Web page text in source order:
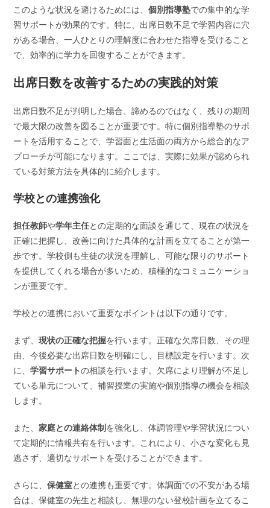
このような状況を避けるためには、個別指導塾での集中的な学
習サポートが効果的です。特に、出席日数不足で学習内容に穴
がある場合、一人ひとりの理解度に合わせた指導を受けること
で、効率的に学力を回復することができます。
出席日数を改善するための実践的対策
出席日数不足が判明した場合、諦めるのではなく、残りの期間
で最大限の改善を図ることが重要です。特に個別指導塾のサポ
ートを活用することで、学習面と生活面の両方から総合的なア
プローチが可能になります。ここでは、実際に効果が認められ
ている対策方法を具体的に紹介します。
学校との連携強化
担任教師や学年主任との定期的な面談を通じて、現在の状況を
正確に把握し、改善に向けた具体的な計画を立てることが第一
歩です。学校側も生徒の状況を理解し、可能な限りのサポート
を提供してくれる場合が多いため、積極的なコミュニケーショ
ンが重要です。
学校との連携において重要なポイントは以下の通りです。
まず、現状の正確な把握を行います。正確な欠席日数、その理
由、今後必要な出席日数を明確にし、目標設定を行います。次
に、学習サポートの相談を行います。欠席により理解が不足し
ている単元について、補習授業の実施や個別指導の機会を相談
します。
また、家庭との連絡体制を強化し、体調管理や学習状況につい
て定期的に情報共有を行います。これにより、小さな変化も見
逃さず、適切なサポートを受けることができます。
さらに、保健室との連携も重要です。体調面での不安がある場
合は、保健室の先生と相談し、無理のない登校計画を立てるこ